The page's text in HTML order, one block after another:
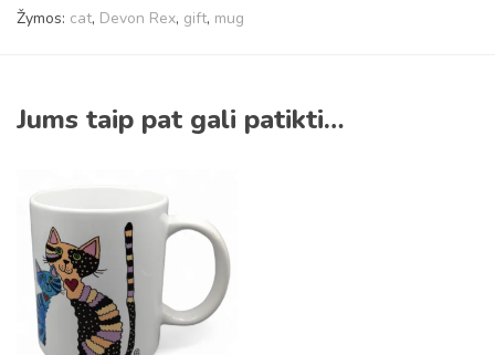
Žymos: cat, Devon Rex, gift, mug
Jums taip pat gali patikti…